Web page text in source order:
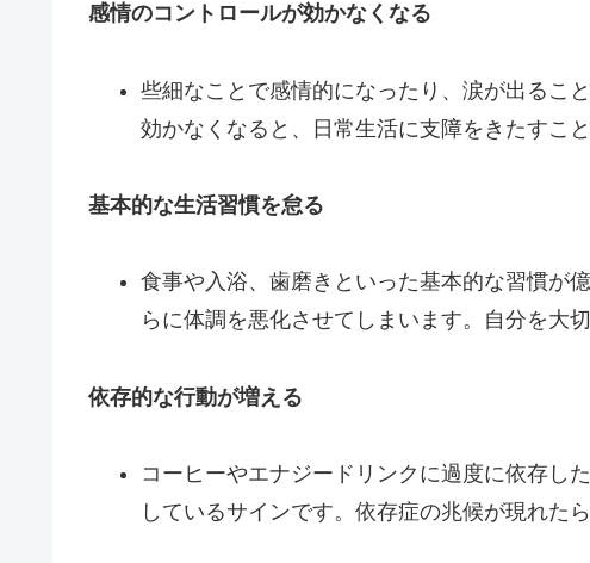
感情のコントロールが効かなくなる
些細なことで感情的になったり、涙が出るこ
効かなくなると、日常生活に支障をきたすこ
基本的な生活習慣を怠る
食事や入浴、歯磨きといった基本的な習慣が
らに体調を悪化させてしまいます。自分を大
依存的な行動が増える
コーヒーやエナジードリンクに過度に依存し
しているサインです。依存症の兆候が現れた